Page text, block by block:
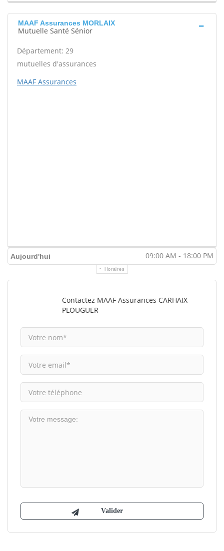
MAAF Assurances MORLAIX
Mutuelle Santé Sénior
Département: 29
mutuelles d'assurances
MAAF Assurances
Aujourd'hui 09:00 AM - 18:00 PM
Horaires
Contactez MAAF Assurances CARHAIX
PLOUGUER